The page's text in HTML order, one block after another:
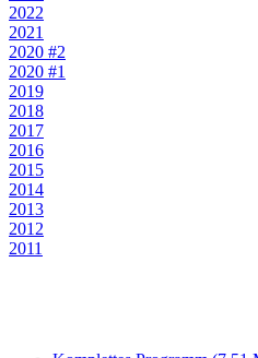
2022
2021
2020 #2
2020 #1
2019
2018
2017
2016
2015
2014
2013
2012
2011